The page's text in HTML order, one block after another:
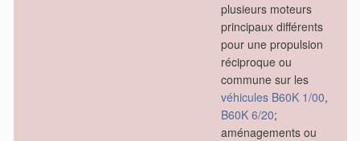
plusieurs moteurs
principaux différents
pour une propulsion
réciproque ou
commune sur les
véhicules B60K 1/00,
B60K 6/20;
aménagements ou